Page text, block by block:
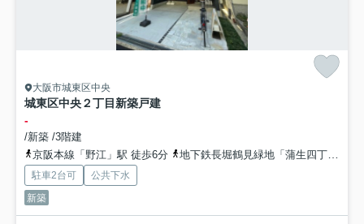
大阪市城東区中央
城東区中央２丁目新築戸建
-
/新築 /3階建
京阪本線「野江」駅 徒歩6分
地下鉄長堀鶴見緑地「蒲生四丁目」駅 徒歩9分
駐車2台可
公共下水
新築